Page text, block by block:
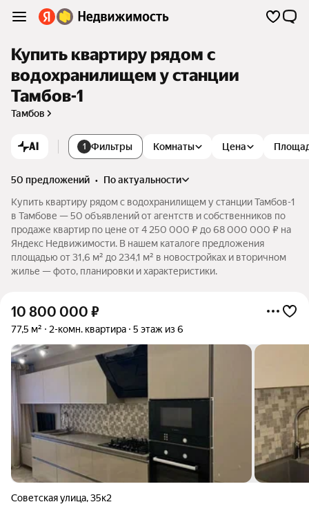
Купить квартиру рядом с
водохранилищем у станции
Тамбов-1
Тамбов
AI 1 Фильтры Комнаты Цена
50 предложений •
по актуальности
Купить квартиру рядом с водохранилищем у станции Тамбов-1
в Тамбове — 50 объявлений от агентств и собственников по
продаже квартир по цене от 4 250 000 ₽ до 68 000 000 ₽ на
Яндекс Недвижимости. В нашем каталоге предложения
площадью от 31,6 м² до 234,1 м² в новостройках и вторичном
жилье — фото, планировки и характеристики.
10 800 000 ₽
77,5 м² 2-комн. квартира 5 этаж из 6
Советская улица,35к2